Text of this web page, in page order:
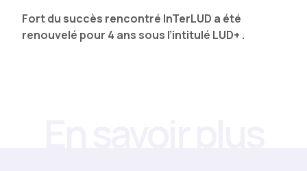
Fort du succès rencontré InTerLUD a été
renouvelé pour 4 ans sous l’intitulé LUD+ .